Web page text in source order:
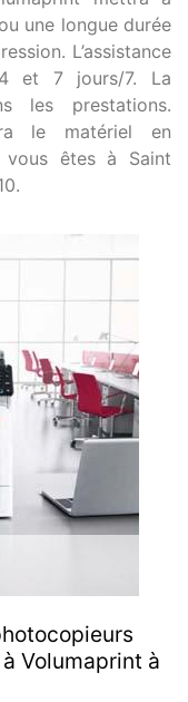
une longue durée
L’assistance
et 7 jours/7. La
les prestations.
le matériel en
vous êtes à Saint
Volumaprint à